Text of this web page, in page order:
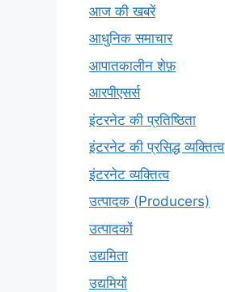
आज की खबरें
आधुनिक समाचार
आपातकालीन शेफ़
आरपीएसर्स
इंटरनेट की प्रतिष्ठिता
इंटरनेट की प्रसिद्ध व्यक्तित्व
इंटरनेट व्यक्तित्व
उत्पादक (Producers)
उत्पादकों
उद्यमिता
उद्यमियों